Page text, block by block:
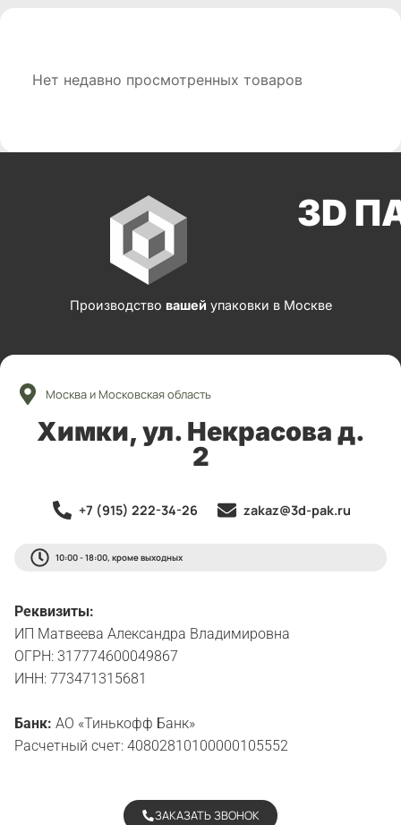
Нет недавно просмотренных товаров
3D
Производство вашей упаковки в Москве
Москва и Московская область
Химки, ул. Некрасова д.
2
+7 (915) 222-34-26 zakaz@3d-pak.ru
10:00 - 18:00, кроме выходных
Реквизиты:
ИП Матвеева Александра Владимировна
ОГРН: 317774600049867
ИНН: 773471315681
Банк: АО «Тинькофф Банк»
Расчетный счет: 40802810100000105552
ЗАКАЗАТЬ ЗВОНОК